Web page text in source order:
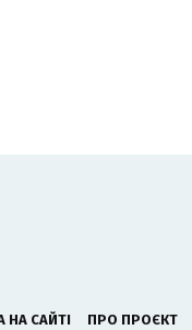
НА САЙТІ ПРО ПРОЄКТ